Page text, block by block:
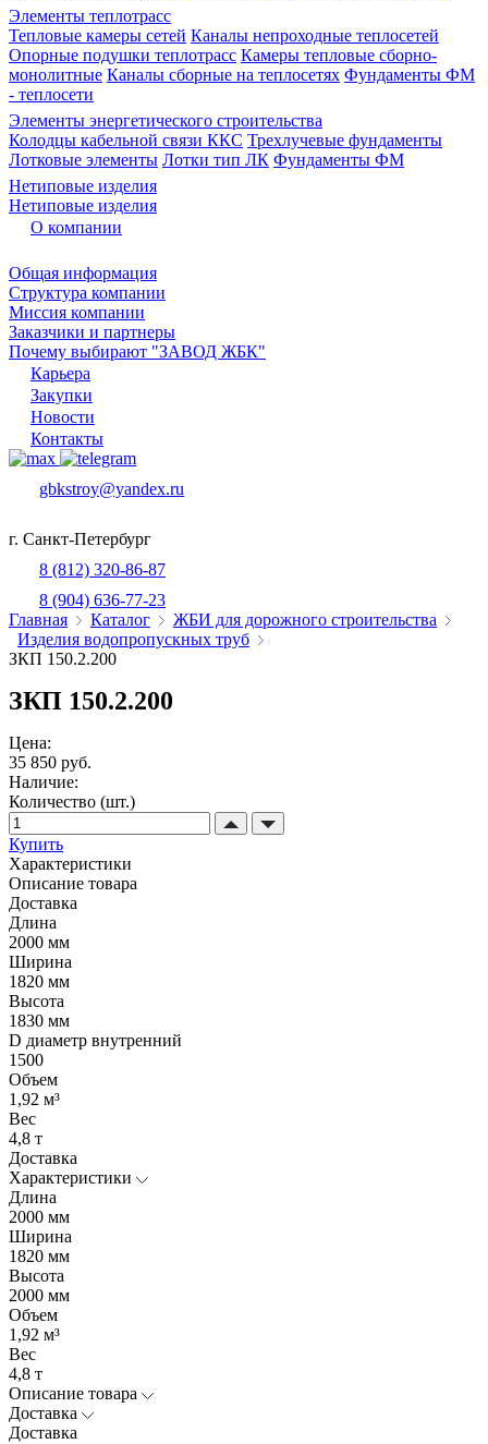
Элементы теплотрасс
Тепловые камеры сетей Каналы непроходные теплосетей
Опорные подушки теплотрасс Камеры тепловые сборно-
монолитные Каналы сборные на теплосетях Фундаменты ФМ
- теплосети
Элементы энергетического строительства
Колодцы кабельной связи ККС Трехлучевые фундаменты
Лотковые элементы Лотки тип ЛК Фундаменты ФМ
Нетиповые изделия
Нетиповые изделия
О компании
Общая информация
Структура компании
Миссия компании
Заказчики и партнеры
Почему выбирают "ЗАВОД ЖБК"
Карьера
Закупки
Новости
Контакты
gbkstroy@yandex.ru
г. Санкт-Петербург
8 (812) 320-86-87
8 (904) 636-77-23
Главная
Каталог
ЖБИ для дорожного строительства
Изделия водопропускных труб
ЗКП 150.2.200
ЗКП 150.2.200
Цена:
35 850 руб.
Наличие:
Количество (шт.)
Купить
Характеристики
Описание товара
Доставка
Длина
2000 мм
Ширина
1820 мм
Высота
1830 мм
D диаметр внутренний
1500
Объем
1,92 м³
Вес
4,8 т
Доставка
Характеристики
Длина
2000 мм
Ширина
1820 мм
Высота
2000 мм
Объем
1,92 м³
Вес
4,8 т
Описание товара
Доставка
Доставка